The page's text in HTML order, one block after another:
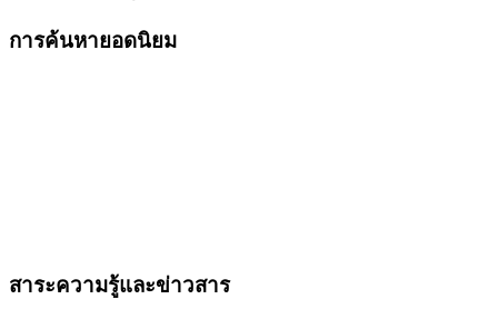
การค้นหายอดนิยม
สาระความรู้และข่าวสาร